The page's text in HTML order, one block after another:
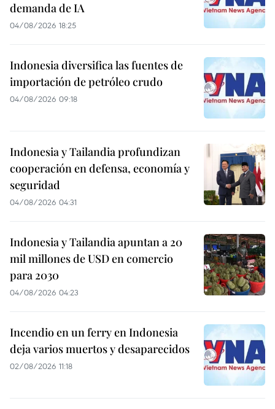
demanda de IA
04/08/2026 18:25
Indonesia diversifica las fuentes de
importación de petróleo crudo
04/08/2026 09:18
Indonesia y Tailandia profundizan
cooperación en defensa, economía y
seguridad
04/08/2026 04:31
Indonesia y Tailandia apuntan a 20
mil millones de USD en comercio
para 2030
04/08/2026 04:23
Incendio en un ferry en Indonesia
deja varios muertos y desaparecidos
02/08/2026 11:18